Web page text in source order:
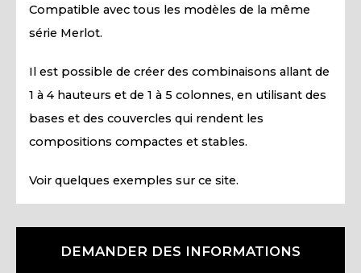
Compatible avec tous les modèles de la même
série Merlot.
Il est possible de créer des combinaisons allant de
1 à 4 hauteurs et de 1 à 5 colonnes, en utilisant des
bases et des couvercles qui rendent les
compositions compactes et stables.
Voir quelques exemples sur ce site.
DEMANDER DES INFORMATIONS